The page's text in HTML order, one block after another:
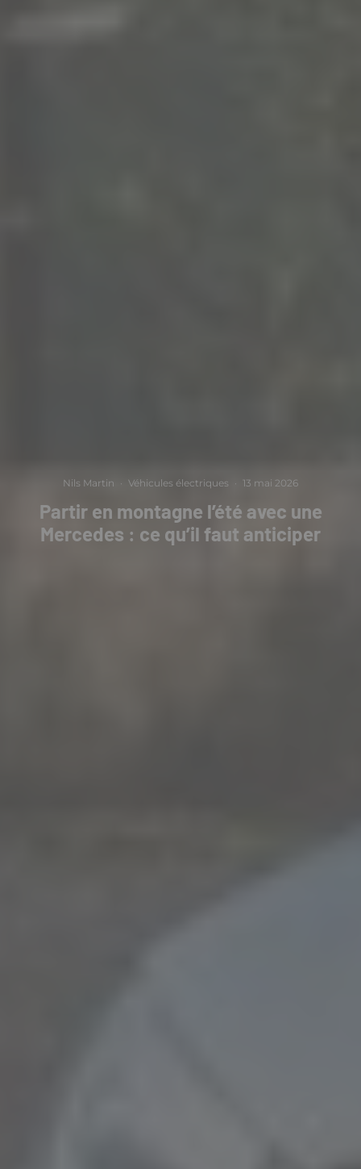
Nils Martin · Véhicules électriques · 13 mai 2026
Partir en montagne l’été avec une
Mercedes : ce qu’il faut anticiper